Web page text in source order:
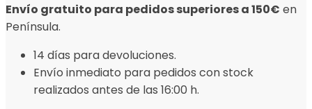
Envío gratuito para pedidos superiores a 150€ en
Península.
14 días para devoluciones.
Envío inmediato para pedidos con stock
realizados antes de las 16:00 h.